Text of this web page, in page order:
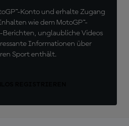
Konto und erhalte Zugang
wie dem MotoGP™-
Berichten, unglaubliche Videos
Informationen über
Sport enthält.